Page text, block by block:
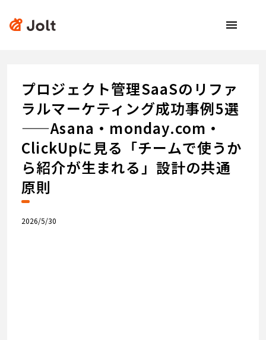
menu
プロジェクト管理SaaSのリファ
ラルマーケティング成功事例5選
——Asana・monday.com・
ClickUpに見る「チームで使うか
ら紹介が生まれる」設計の共通
原則
2026/5/30